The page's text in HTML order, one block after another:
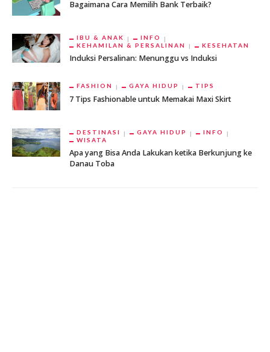
Bagaimana Cara Memilih Bank Terbaik?
IBU & ANAK
INFO
KEHAMILAN & PERSALINAN
KESEHATAN
Induksi Persalinan: Menunggu vs Induksi
FASHION GAYA HIDUP TIPS
7 Tips Fashionable untuk Memakai Maxi Skirt
DESTINASI GAYA HIDUP
INFO
WISATA
Apa yang Bisa Anda Lakukan ketika Berkunjung ke
Danau Toba